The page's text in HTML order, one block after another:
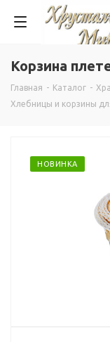
Корзина
Главная - Каталог -
Хлебницы и корзины
НОВИНКА